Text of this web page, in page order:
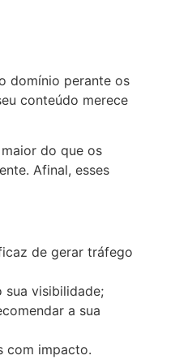
domínio perante os
conteúdo merece
do que os
Afinal, esses
de gerar tráfego
sua visibilidade;
a sua
com impacto.